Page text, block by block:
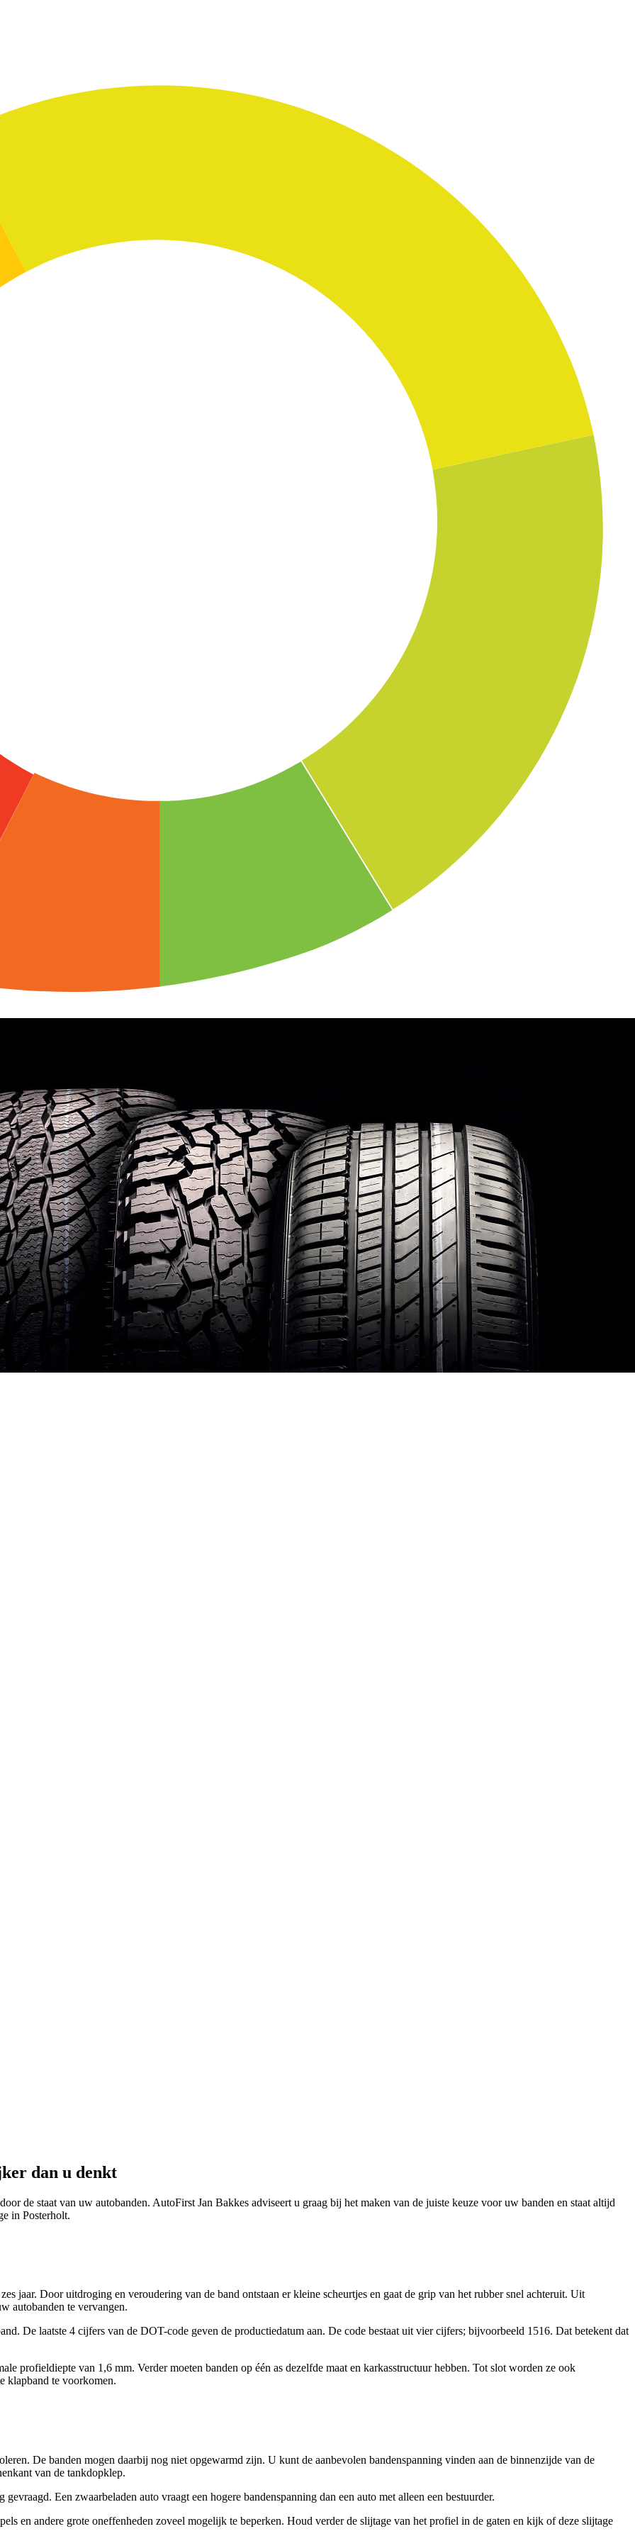
dan u denkt
de staat van uw autobanden. AutoFirst Jan Bakkes adviseert u graag bij het maken van de juiste keuze voor uw banden en staat altijd
in Posterholt.
jaar. Door uitdroging en veroudering van de band ontstaan er kleine scheurtjes en gaat de grip van het rubber snel achteruit. Uit
autobanden te vervangen.
De laatste 4 cijfers van de DOT-code geven de productiedatum aan. De code bestaat uit vier cijfers; bijvoorbeeld 1516. Dat betekent dat
profieldiepte van 1,6 mm. Verder moeten banden op één as dezelfde maat en karkasstructuur hebben. Tot slot worden ze ook
klapband te voorkomen.
De banden mogen daarbij nog niet opgewarmd zijn. U kunt de aanbevolen bandenspanning vinden aan de binnenzijde van de
van de tankdopklep.
Een zwaarbeladen auto vraagt een hogere bandenspanning dan een auto met alleen een bestuurder.
en andere grote oneffenheden zoveel mogelijk te beperken. Houd verder de slijtage van het profiel in de gaten en kijk of deze slijtage